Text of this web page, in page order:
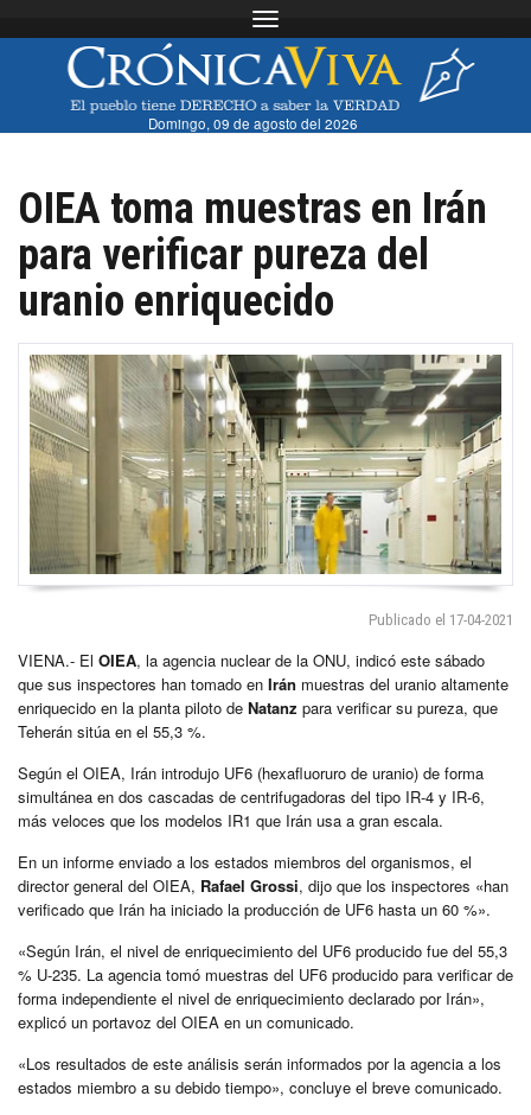
Toggle navigation
Domingo, 09 de agosto del 2026
OIEA toma muestras en Irán
para verificar pureza del
uranio enriquecido
Publicado el 17-04-2021
VIENA.- El OIEA, la agencia nuclear de la ONU, indicó este sábado
que sus inspectores han tomado en Irán muestras del uranio altamente
enriquecido en la planta piloto de Natanz para verificar su pureza, que
Teherán sitúa en el 55,3 %.
Según el OIEA, Irán introdujo UF6 (hexafluoruro de uranio) de forma
simultánea en dos cascadas de centrifugadoras del tipo IR-4 y IR-6,
más veloces que los modelos IR1 que Irán usa a gran escala.
En un informe enviado a los estados miembros del organismos, el
director general del OIEA, Rafael Grossi, dijo que los inspectores «han
verificado que Irán ha iniciado la producción de UF6 hasta un 60 %».
«Según Irán, el nivel de enriquecimiento del UF6 producido fue del 55,3
% U-235. La agencia tomó muestras del UF6 producido para verificar de
forma independiente el nivel de enriquecimiento declarado por Irán»,
explicó un portavoz del OIEA en un comunicado.
«Los resultados de este análisis serán informados por la agencia a los
estados miembro a su debido tiempo», concluye el breve comunicado.